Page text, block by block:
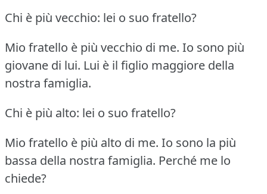
Chi è più vecchio: lei o suo fratello?
Mio fratello è più vecchio di me. Io sono più
giovane di lui. Lui è il figlio maggiore della
nostra famiglia.
Chi è più alto: lei o suo fratello?
Mio fratello è più alto di me. Io sono la più
bassa della nostra famiglia. Perché me lo
chiede?